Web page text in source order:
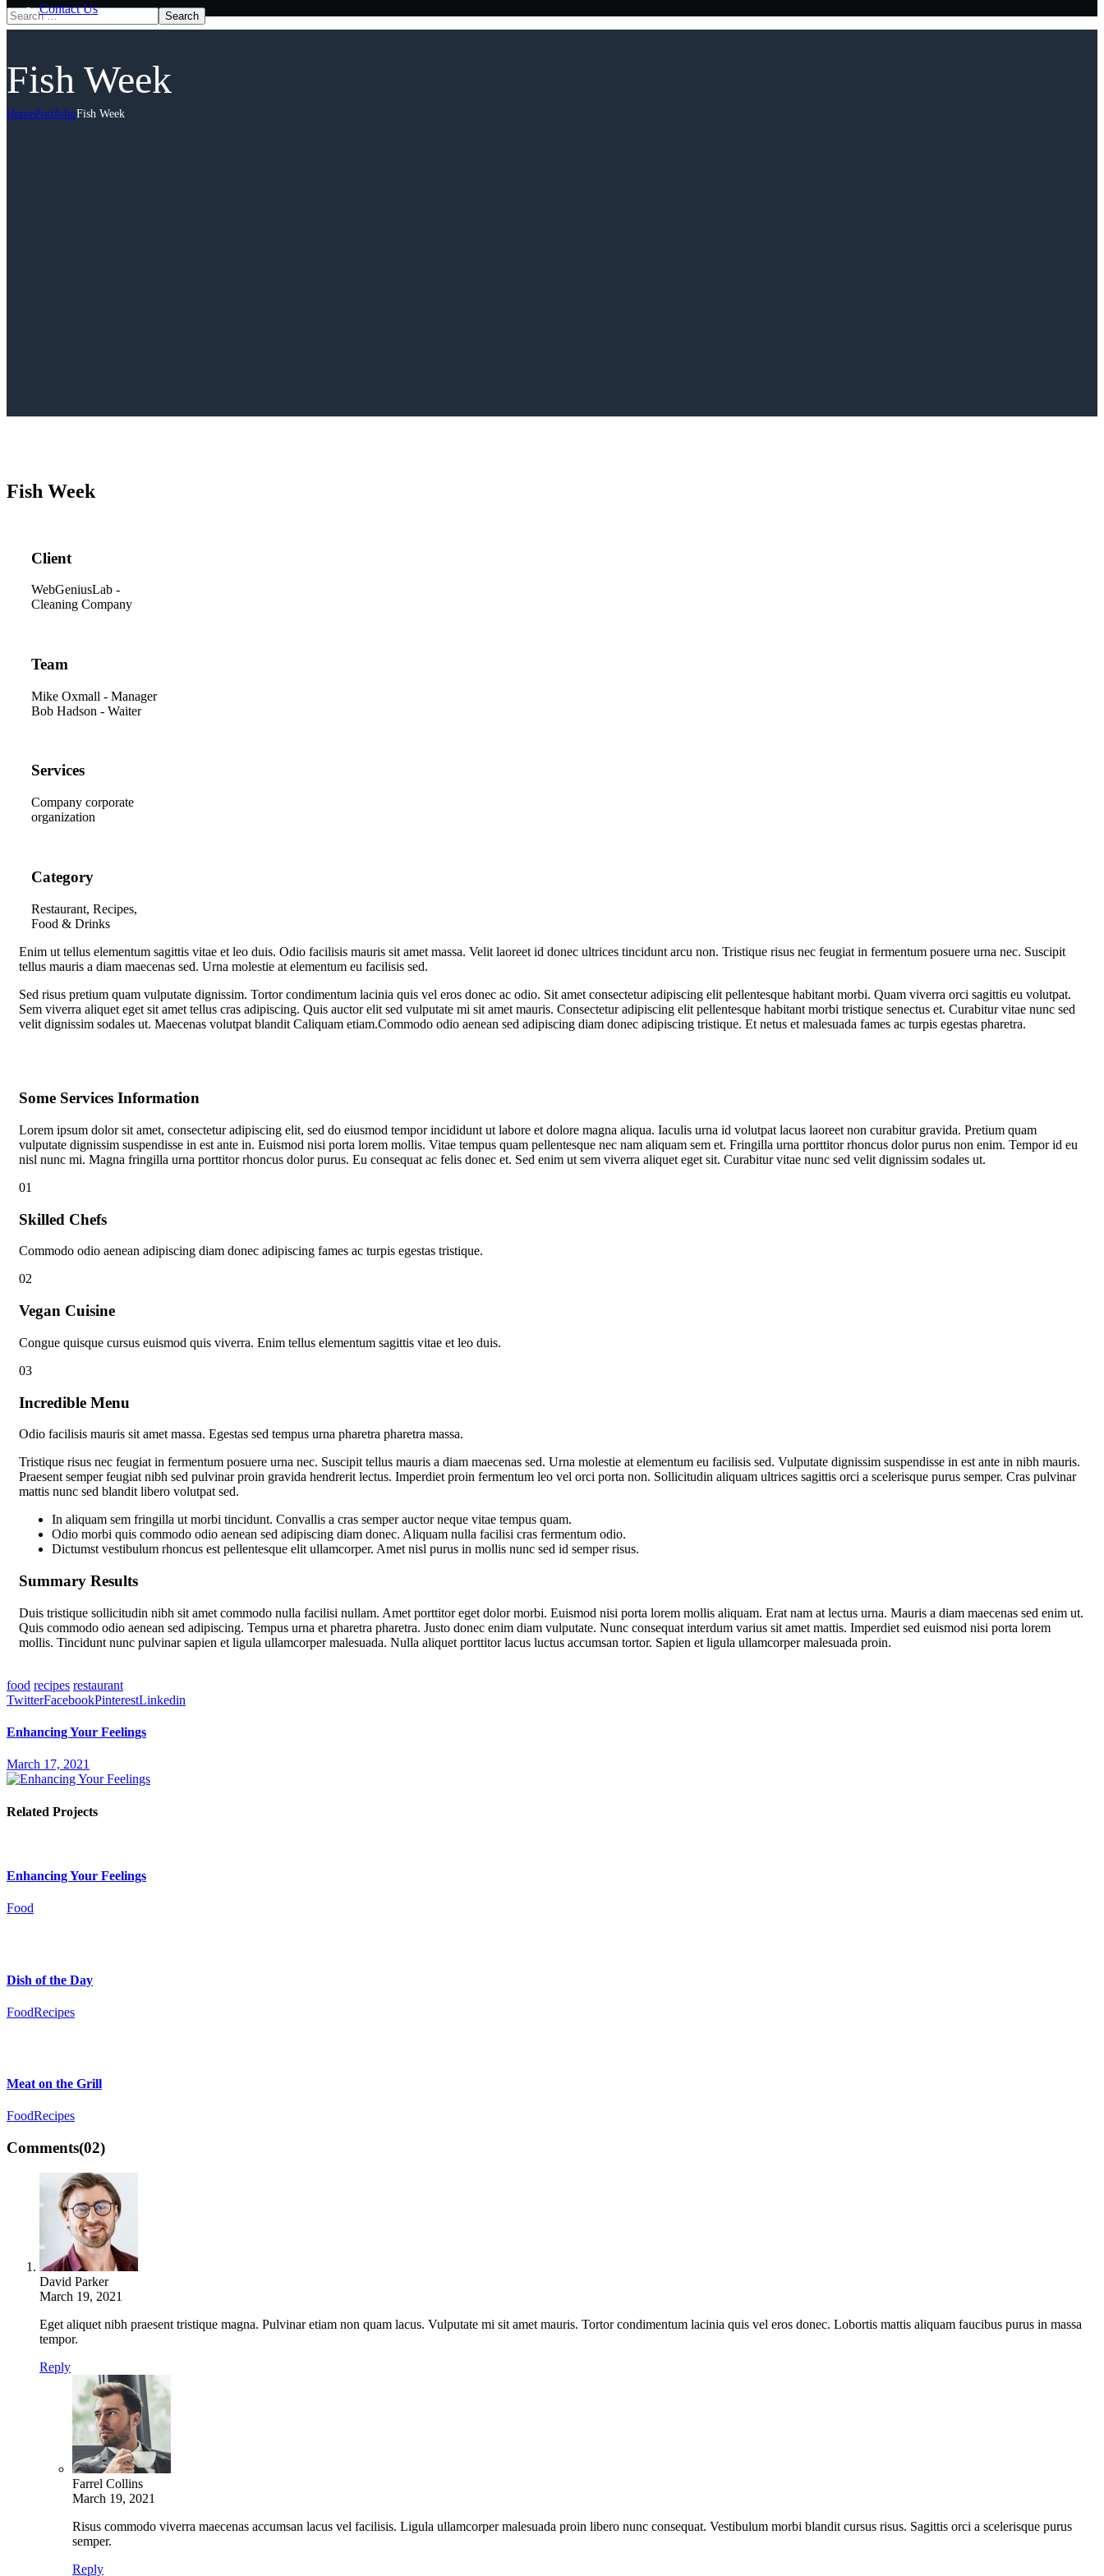
Contact Us
Fish Week
HomePortfolioFish Week
Fish Week
Client
WebGeniusLab -
Cleaning Company
Team
Mike Oxmall - Manager
Bob Hadson - Waiter
Services
Company corporate
organization
Category
Restaurant, Recipes,
Food & Drinks
Enim ut tellus elementum sagittis vitae et leo duis. Odio facilisis mauris sit amet massa. Velit laoreet id donec ultrices tincidunt arcu non. Tristique risus nec feugiat in fermentum posuere urna nec. Suscipit
tellus mauris a diam maecenas sed. Urna molestie at elementum eu facilisis sed.
Sed risus pretium quam vulputate dignissim. Tortor condimentum lacinia quis vel eros donec ac odio. Sit amet consectetur adipiscing elit pellentesque habitant morbi. Quam viverra orci sagittis eu volutpat.
Sem viverra aliquet eget sit amet tellus cras adipiscing. Quis auctor elit sed vulputate mi sit amet mauris. Consectetur adipiscing elit pellentesque habitant morbi tristique senectus et. Curabitur vitae nunc sed
velit dignissim sodales ut. Maecenas volutpat blandit Caliquam etiam.Commodo odio aenean sed adipiscing diam donec adipiscing tristique. Et netus et malesuada fames ac turpis egestas pharetra.
Some Services Information
Lorem ipsum dolor sit amet, consectetur adipiscing elit, sed do eiusmod tempor incididunt ut labore et dolore magna aliqua. Iaculis urna id volutpat lacus laoreet non curabitur gravida. Pretium quam
vulputate dignissim suspendisse in est ante in. Euismod nisi porta lorem mollis. Vitae tempus quam pellentesque nec nam aliquam sem et. Fringilla urna porttitor rhoncus dolor purus non enim. Tempor id eu
nisl nunc mi. Magna fringilla urna porttitor rhoncus dolor purus. Eu consequat ac felis donec et. Sed enim ut sem viverra aliquet eget sit. Curabitur vitae nunc sed velit dignissim sodales ut.
01
Skilled Chefs
Commodo odio aenean adipiscing diam donec adipiscing fames ac turpis egestas tristique.
02
Vegan Cuisine
Congue quisque cursus euismod quis viverra. Enim tellus elementum sagittis vitae et leo duis.
03
Incredible Menu
Odio facilisis mauris sit amet massa. Egestas sed tempus urna pharetra pharetra massa.
Tristique risus nec feugiat in fermentum posuere urna nec. Suscipit tellus mauris a diam maecenas sed. Urna molestie at elementum eu facilisis sed. Vulputate dignissim suspendisse in est ante in nibh mauris.
Praesent semper feugiat nibh sed pulvinar proin gravida hendrerit lectus. Imperdiet proin fermentum leo vel orci porta non. Sollicitudin aliquam ultrices sagittis orci a scelerisque purus semper. Cras pulvinar
mattis nunc sed blandit libero volutpat sed.
In aliquam sem fringilla ut morbi tincidunt. Convallis a cras semper auctor neque vitae tempus quam.
Odio morbi quis commodo odio aenean sed adipiscing diam donec. Aliquam nulla facilisi cras fermentum odio.
Dictumst vestibulum rhoncus est pellentesque elit ullamcorper. Amet nisl purus in mollis nunc sed id semper risus.
Summary Results
Duis tristique sollicitudin nibh sit amet commodo nulla facilisi nullam. Amet porttitor eget dolor morbi. Euismod nisi porta lorem mollis aliquam. Erat nam at lectus urna. Mauris a diam maecenas sed enim ut.
Quis commodo odio aenean sed adipiscing. Tempus urna et pharetra pharetra. Justo donec enim diam vulputate. Nunc consequat interdum varius sit amet mattis. Imperdiet sed euismod nisi porta lorem
mollis. Tincidunt nunc pulvinar sapien et ligula ullamcorper malesuada. Nulla aliquet porttitor lacus luctus accumsan tortor. Sapien et ligula ullamcorper malesuada proin.
food recipes restaurant
TwitterFacebookPinterestLinkedin
Enhancing Your Feelings
March 17, 2021
Related Projects
Enhancing Your Feelings
Food
Dish of the Day
FoodRecipes
Meat on the Grill
FoodRecipes
Comments(02)
David Parker
March 19, 2021
Eget aliquet nibh praesent tristique magna. Pulvinar etiam non quam lacus. Vulputate mi sit amet mauris. Tortor condimentum lacinia quis vel eros donec. Lobortis mattis aliquam faucibus purus in massa
tempor.
Reply
Farrel Collins
March 19, 2021
Risus commodo viverra maecenas accumsan lacus vel facilisis. Ligula ullamcorper malesuada proin libero nunc consequat. Vestibulum morbi blandit cursus risus. Sagittis orci a scelerisque purus
semper.
Reply